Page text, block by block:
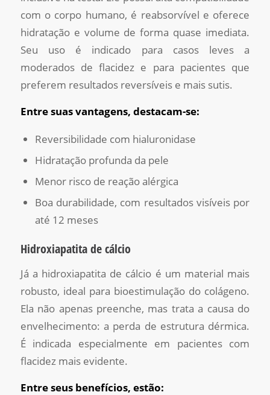
com o corpo humano, é reabsorvível e oferece
hidratação e volume de forma quase imediata.
Seu uso é indicado para casos leves a
moderados de flacidez e para pacientes que
preferem resultados reversíveis e mais sutis.
Entre suas vantagens, destacam-se:
Reversibilidade com hialuronidase
Hidratação profunda da pele
Menor risco de reação alérgica
Boa durabilidade, com resultados visíveis por
até 12 meses
Hidroxiapatita de cálcio
Já a hidroxiapatita de cálcio é um material mais
robusto, ideal para bioestimulação do colágeno.
Ela não apenas preenche, mas trata a causa do
envelhecimento: a perda de estrutura dérmica.
É indicada especialmente em pacientes com
flacidez mais evidente.
Entre seus benefícios, estão: